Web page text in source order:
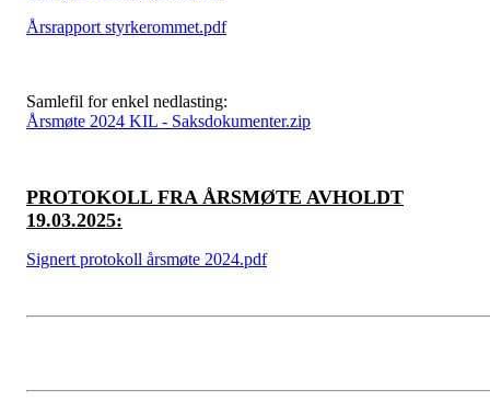
Årsrapport styrkerommet.pdf
Samlefil for enkel nedlasting:
Årsmøte 2024 KIL - Saksdokumenter.zip
PROTOKOLL FRA ÅRSMØTE AVHOLDT
19.03.2025:
Signert protokoll årsmøte 2024.pdf